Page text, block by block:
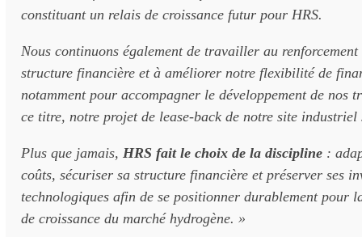
constituant un relais de croissance futur pour HRS.
Nous continuons également de travailler au
structure financière et à améliorer notre flexibilité de
notamment pour accompagner le développement de nos
ce titre, notre projet de lease-back de notre site industriel
Plus que jamais, HRS fait le choix de la discipline :
coûts, sécuriser sa structure financière et préserver ses
technologiques afin de se positionner durablement pour
de croissance du marché hydrogène. »